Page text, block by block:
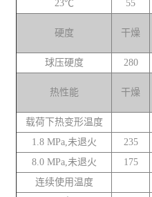
23℃
55
硬度 干燥
球压硬度 280
热性能 干燥
载荷下热变形温度
1.8 MPa,未退火
235
8.0 MPa,未退火
175
连续使用温度